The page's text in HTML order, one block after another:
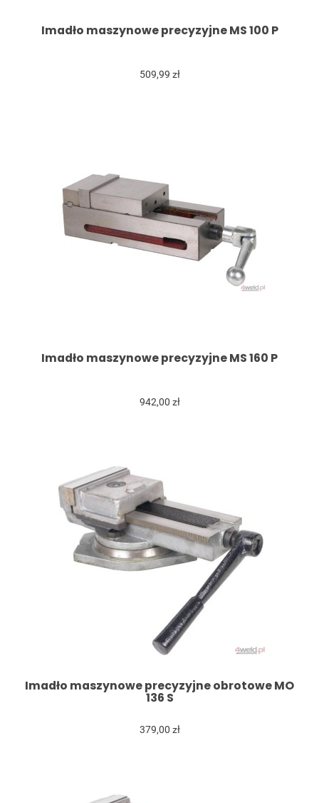
Imadło maszynowe precyzyjne MS 100 P
509,99 zł
Imadło maszynowe precyzyjne MS 160 P
942,00 zł
Imadło maszynowe precyzyjne obrotowe MO
136 S
379,00 zł